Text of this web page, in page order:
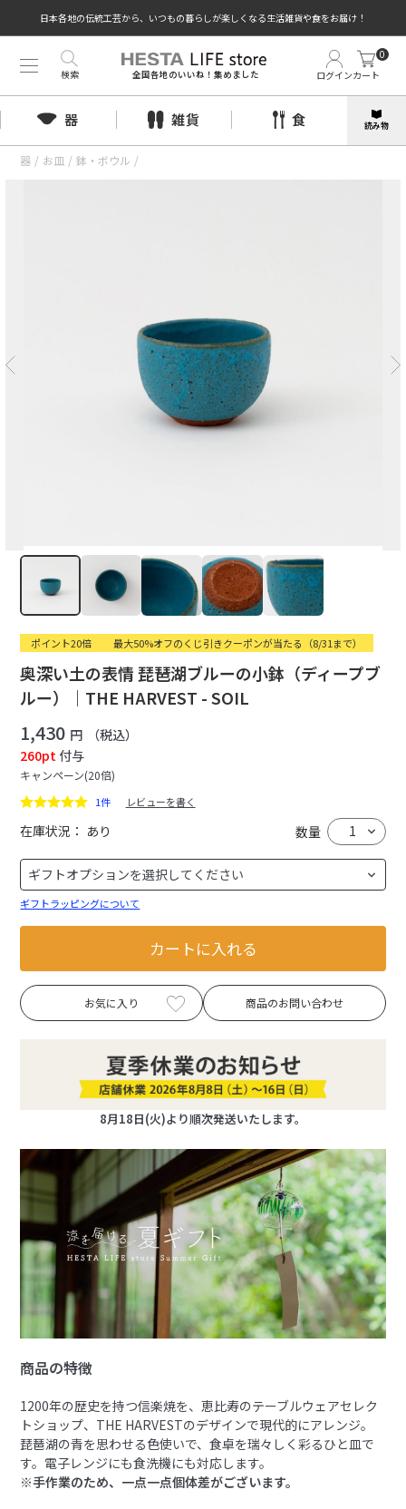
日本各地の伝統工芸から、いつもの暮らしが楽しくなる生活雑貨や食をお届け！
全国各地のいいね！集めました ログインカート
0
検索
器 雑貨 食 読み物
器 / お皿 / 鉢・ボウル /
ポイント20倍 最大50%オフのくじ引きクーポンが当たる（8/31まで）
奥深い土の表情 琵琶湖ブルーの小鉢（ディープブ
ルー）｜THE HARVEST - SOIL
1,430 円
（税込）
260pt 付与
キャンペーン(20倍)
1件 レビューを書く
在庫状況： あり 数量
ギフトラッピングについて
カートに入れる
お気に入り 商品のお問い合わせ
8月18日(火)より順次発送いたします。
商品の特徴
1200年の歴史を持つ信楽焼を、恵比寿のテーブルウェアセレク
トショップ、THE HARVESTのデザインで現代的にアレンジ。
琵琶湖の青を思わせる色使いで、食卓を瑞々しく彩るひと皿で
す。電子レンジにも食洗機にも対応します。
※手作業のため、一点一点個体差がございます。